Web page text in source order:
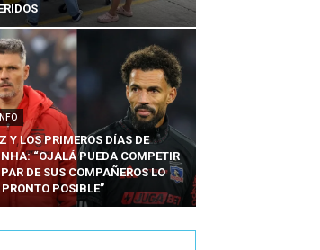
Y LOS PRIMEROS DÍAS DE
“OJALÁ PUEDA COMPETIR
DE SUS COMPAÑEROS LO
POSIBLE”